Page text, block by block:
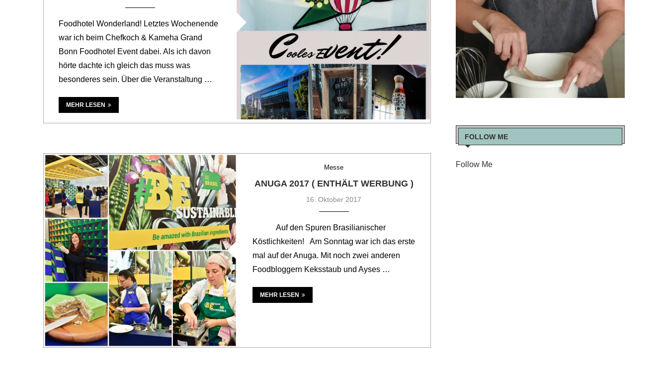
Foodhotel Wonderland! Letztes Wochenende
war ich beim Chefkoch & Kameha Grand
Bonn Foodhotel Event dabei. Als ich davon
hörte dachte ich gleich das muss was
besonderes sein. Über die Veranstaltung …
MEHR LESEN
Messe
ANUGA 2017 ( ENTHÄLT WERBUNG )
16. Oktober 2017
Auf den Spuren Brasilianischer
Köstlichkeiten! Am Sonntag war ich das erste
mal auf der Anuga. Mit noch zwei anderen
Foodbloggern Keksstaub und Ayses …
MEHR LESEN
FOLLOW ME
Follow Me